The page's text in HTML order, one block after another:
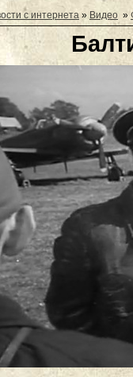
с интернета » Видео »